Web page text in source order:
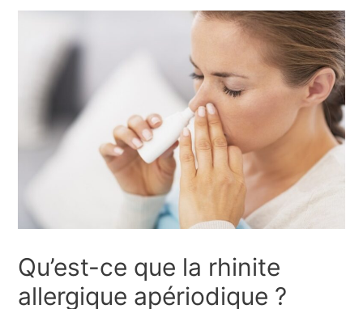
Qu’est-ce que la rhinite
allergique apériodique ?